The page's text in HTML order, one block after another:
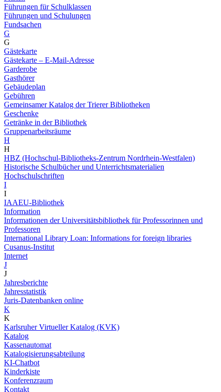
Führungen für Schulklassen
Führungen und Schulungen
Fundsachen
G
G
Gästekarte
Gästekarte – E-Mail-Adresse
Garderobe
Gasthörer
Gebäudeplan
Gebühren
Gemeinsamer Katalog der Trierer Bibliotheken
Geschenke
Getränke in der Bibliothek
Gruppenarbeitsräume
H
H
HBZ (Hochschul-Bibliotheks-Zentrum Nordrhein-Westfalen)
Historische Schulbücher und Unterrichtsmaterialien
Hochschulschriften
I
I
IAAEU-Bibliothek
Information
Informationen der Universitätsbibliothek für Professorinnen und
Professoren
International Library Loan: Informations for foreign libraries
Cusanus-Institut
Internet
J
J
Jahresberichte
Jahresstatistik
Juris-Datenbanken online
K
K
Karlsruher Virtueller Katalog (KVK)
Katalog
Kassenautomat
Katalogisierungsabteilung
KI-Chatbot
Kinderkiste
Konferenzraum
Kontakt